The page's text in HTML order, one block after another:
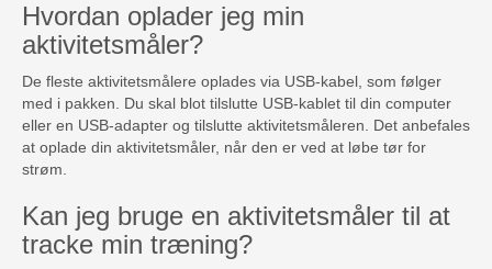
Hvordan oplader jeg min
aktivitetsmåler?
De fleste aktivitetsmålere oplades via USB-kabel, som følger
med i pakken. Du skal blot tilslutte USB-kablet til din computer
eller en USB-adapter og tilslutte aktivitetsmåleren. Det anbefales
at oplade din aktivitetsmåler, når den er ved at løbe tør for
strøm.
Kan jeg bruge en aktivitetsmåler til at
tracke min træning?